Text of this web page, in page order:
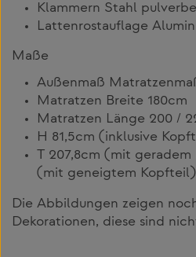
Klammern Stahl
Lattenrostauflage
Maße
Außenmaß
Matratzen Breite 180cm
Matratzen Länge 200 /
H 81,5cm (inklusive
T 207,8cm (mit
(mit geneigtem Kopfteil)
Die Abbildungen zeigen
Dekorationen, diese sind